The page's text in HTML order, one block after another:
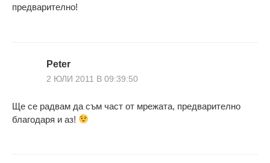
предварително!
Peter
2 ЮЛИ 2011 В 09:39:50
Ще се радвам да съм част от мрежата, предварително
благодаря и аз!